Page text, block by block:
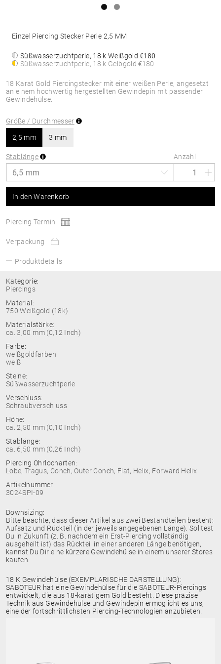
18 Karat Gold Piercingstecker mit einer weißen Perle, angesetzt
an einem hochwertig hergestellten Gewindepin mit passender
Gewindehülse.
Einzel Piercing Stecker Perle 2,5 MM
Süßwasserzuchtperle, 18 k Weißgold€180
Süßwasserzuchtperle, 18 k Gelbgold€180
Größe / Durchmesser
2,5 mm 3 mm
Stablänge Anzahl
In den Warenkorb
Piercing Termin
Verpackung
Produktdetails
Kategorie:
Piercings
Material:
750 Weißgold (18k)
Materialstärke:
ca. 3,00 mm (0,12 Inch)
Farbe:
weißgoldfarben
weiß
Steine:
Süßwasserzuchtperle
Verschluss:
Schraubverschluss
Höhe:
ca. 2,50 mm (0,10 Inch)
Stablänge:
ca. 6,50 mm (0,26 Inch)
Piercing Ohrlocharten:
Lobe, Tragus, Conch, Outer Conch, Flat, Helix, Forward Helix
Artikelnummer:
3024SPI-09
Downsizing:
Bitte beachte, dass dieser Artikel aus zwei Bestandteilen besteht:
Aufsatz und Rückteil (in der jeweils angegebenen Länge). Solltest
Du in Zukunft (z. B. nachdem ein Erst-Piercing vollständig
ausgeheilt ist) das Rückteil in einer anderen Länge benötigen,
kannst Du Dir eine kürzere Gewindehülse in einem unserer Stores
kaufen.
18 K Gewindehülse (EXEMPLARISCHE DARSTELLUNG):
SABOTEUR hat eine Gewindehülse für die SABOTEUR-Piercings
entwickelt, die aus 18-karätigem Gold besteht. Diese präzise
Technik aus Gewindehülse und Gewindepin ermöglicht es uns,
eine der fortschrittlichsten Piercing-Technologien anzubieten.